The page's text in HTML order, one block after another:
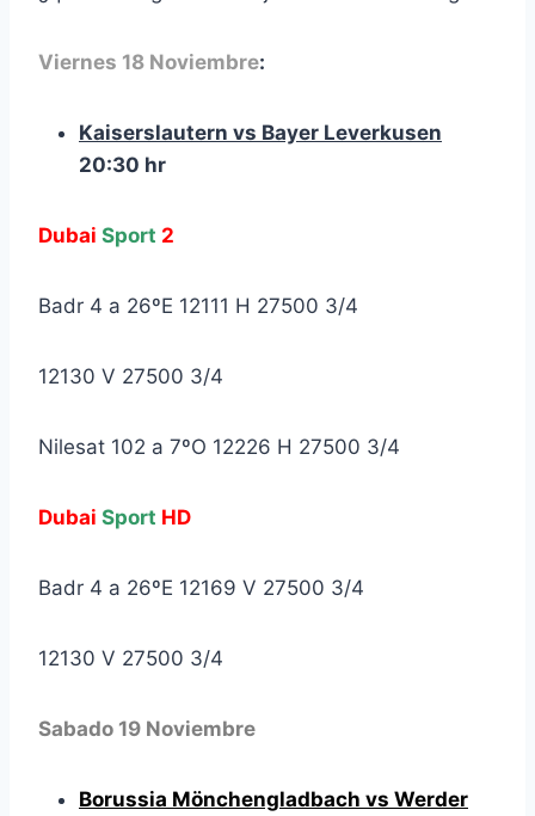
Viernes 18 Noviembre:
Kaiserslautern vs Bayer Leverkusen
20:30 hr
Dubai Sport 2
Badr 4 a 26ºE 12111 H 27500 3/4
12130 V 27500 3/4
Nilesat 102 a 7ºO 12226 H 27500 3/4
Dubai Sport HD
Badr 4 a 26ºE 12169 V 27500 3/4
12130 V 27500 3/4
Sabado 19 Noviembre
Borussia Mönchengladbach vs Werder